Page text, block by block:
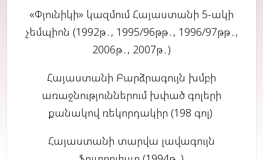
«Փյունիկի» կազմում Հայաստանի 5-ակի
չեմպիոն (1992թ․, 1995/96թթ․, 1996/97թթ․,
2006թ․, 2007թ․)
Հայաստանի Բարձրագույն խմբի
առաջնություններում խփած գոլերի
քանակով ռեկորդակիր (198 գոլ)
Հայաստանի տարվա լավագույն